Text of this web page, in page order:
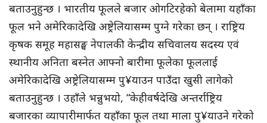
बताउनुहुन्छ । भारतीय फूलले बजार ओगटिरहेको बेलामा यहाँका
फूल भने अमेरिकादेखि अष्ट्रेलियासम्म पुग्ने गरेका छन् । राष्ट्रिय
कृषक समूह महासङ्घ नेपालकी केन्द्रीय सचिवालय सदस्य एवं
स्थानीय अनिता बस्नेत आफ्नो बारीमा फूलेका फूललाई
अमेरिकादेखि अष्ट्रेलियासम्म पु¥याउन पाउँदा खुसी लागेको
बताउनुहुन्छ । उहाँले भन्नुभयो, “केहीवर्षदेखि अन्तर्राष्ट्रिय
बजारका व्यापारीमार्फत यहाँका फूल तथा माला पु¥याउने गरेको